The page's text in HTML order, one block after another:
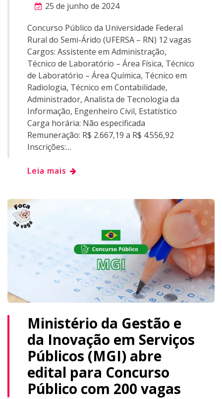
25 de junho de 2024
Concurso Público da Universidade Federal
Rural do Semi-Árido (UFERSA – RN) 12 vagas
Cargos: Assistente em Administração,
Técnico de Laboratório – Área Física, Técnico
de Laboratório – Área Química, Técnico em
Radiologia, Técnico em Contabilidade,
Administrador, Analista de Tecnologia da
Informação, Engenheiro Civil, Estatístico
Carga horária: Não especificada
Remuneração: R$ 2.667,19 a R$ 4.556,92
Inscrições:…
Leia mais
Ministério da Gestão e
da Inovação em Serviços
Públicos (MGI) abre
edital para Concurso
Público com 200 vagas